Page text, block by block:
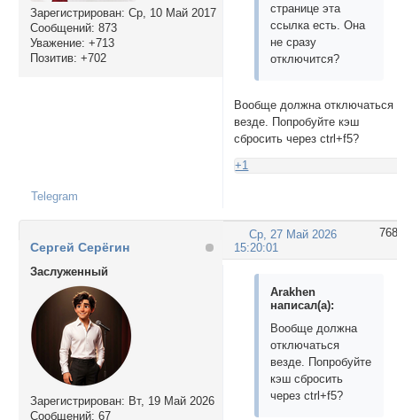
Зарегистрирован: Ср, 10 Май 2017
Сообщений: 873
Уважение: +713
Позитив: +702
странице эта
ссылка есть. Она
не сразу
отключится?
Вообще должна отключаться
везде. Попробуйте кэш
сбросить через ctrl+f5?
+1
Telegram
768
Ср, 27 Май 2026
15:20:01
Сергей Серёгин
Заслуженный
Зарегистрирован: Вт, 19 Май 2026
Сообщений: 67
Arakhen
написал(а):
Вообще должна
отключаться
везде. Попробуйте
кэш сбросить
через ctrl+f5?